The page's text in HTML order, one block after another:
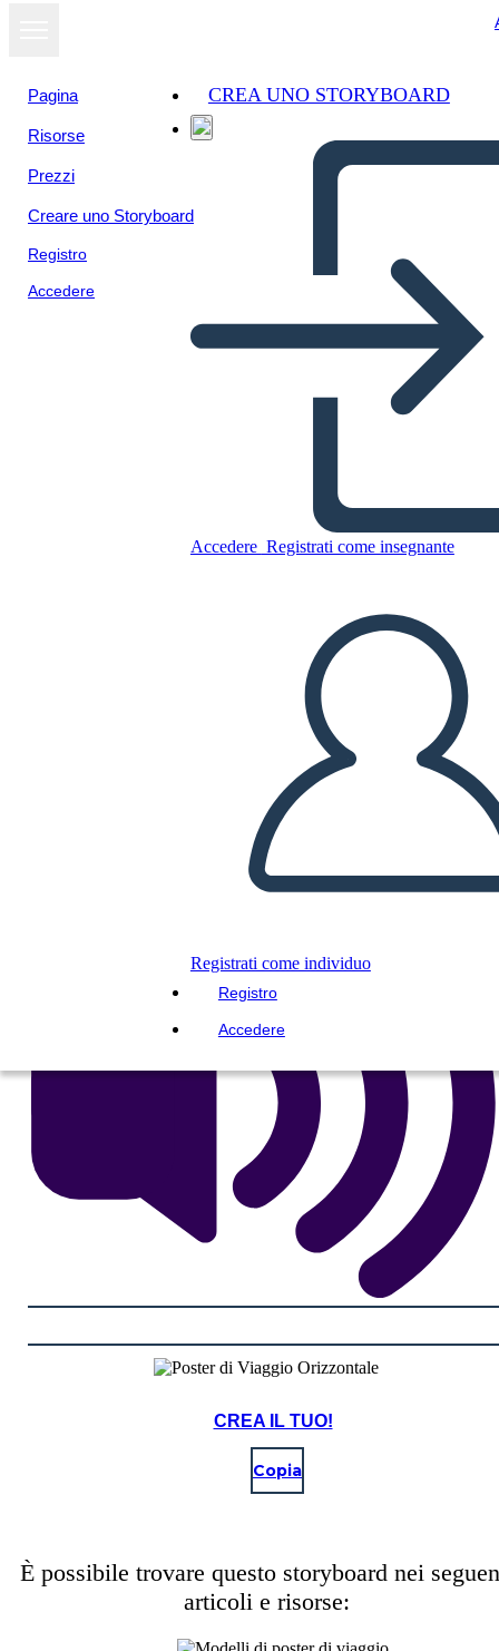
Pagina
Risorse
Prezzi
Creare uno Storyboard
Registro
Accedere
CREA UNO STORYBOARD
Accedere Registrati come insegnante
Registrati come individuo
Registro
Accedere
Poster di Viaggio Orizzontale
Copia questo Storyboard
CREARE UNO STORYBOARD
RIPRODURRE LA PRESENTAZIONE
LEGGIMI
CREA IL TUO!
Copia
È possibile trovare questo storyboard nei
articoli e risorse: